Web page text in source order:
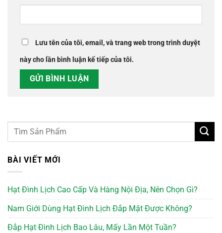
Lưu tên của tôi, email, và trang web trong trình duyệt
này cho lần bình luận kế tiếp của tôi.
BÀI VIẾT MỚI
Hạt Đình Lịch Cao Cấp Và Hàng Nội Địa, Nên Chọn Gì?
Nam Giới Dùng Hạt Đình Lịch Đắp Mặt Được Không?
Đắp Hạt Đình Lịch Bao Lâu, Mấy Lần Một Tuần?